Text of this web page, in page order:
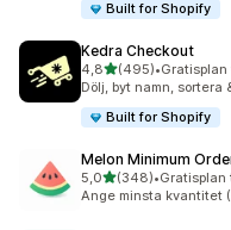
Built for Shopify
Kedra Checkout
4,8av 5 stjärnor
(495)
495 recensioner totalt
•
Dölj, byt namn,
Built for Shopify
Melon Minimum
5,0av 5 stjärnor
(348)
348 recensioner totalt
•
Ange minsta kvantitet